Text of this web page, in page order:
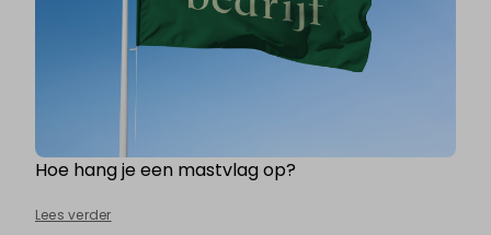
Hoe hang je een mastvlag op?
Lees verder